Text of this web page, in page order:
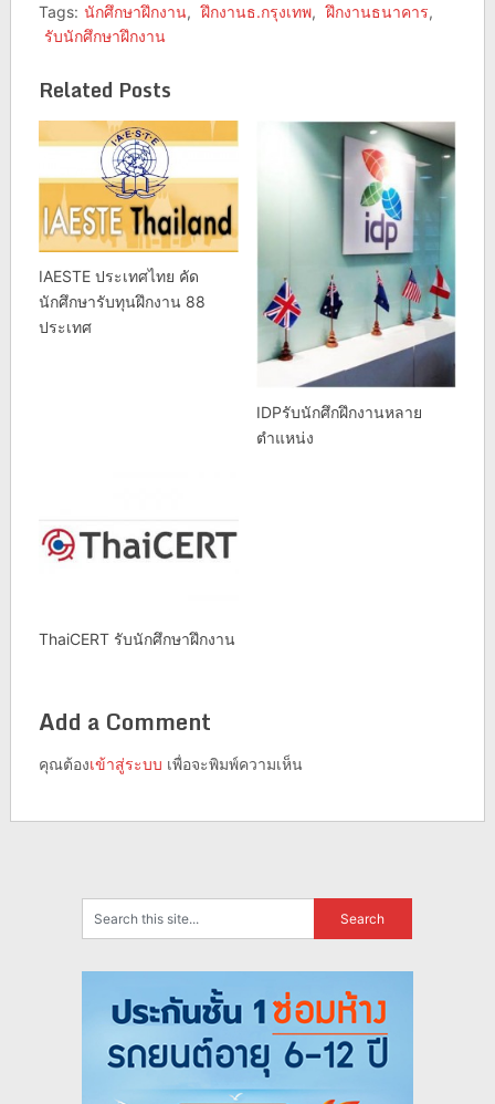
Tags: นักศึกษาฝึกงาน, ฝึกงานธ.กรุงเทพ, ฝึกงานธนาคาร,
รับนักศึกษาฝึกงาน
Related Posts
IAESTE ประเทศไทย คัด
นักศึกษารับทุนฝึกงาน 88
ประเทศ
IDPรับนักศึกฝึกงานหลาย
ตำแหน่ง
ThaiCERT รับนักศึกษาฝึกงาน
Add a Comment
คุณต้องเข้าสู่ระบบ เพื่อจะพิมพ์ความเห็น